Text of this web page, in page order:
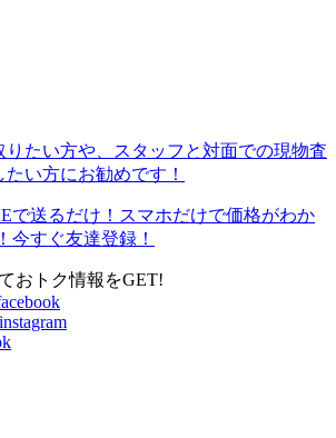
たい方や、スタッフと対面での現物査
い方にお勧めです！